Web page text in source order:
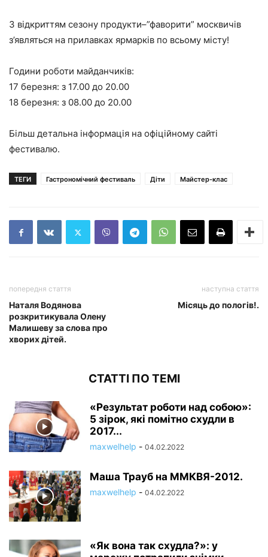
З відкриттям сезону продукти–”фаворити” москвичів
з’являться на прилавках ярмарків по всьому місту!
Години роботи майданчиків:
17 березня: з 17.00 до 20.00
18 березня: з 08.00 до 20.00
Більш детальна інформація на офіційному сайті
фестивалю.
ТЕГИ Гастрономічний фестиваль Діти Майстер-клас
попередня стаття
Наталя Водянова
розкритикувала Олену
Малишеву за слова про
хворих дітей.
наступна стаття
Місяць до пологів!.
СТАТТІ ПО ТЕМІ
«Результат роботи над собою»:
5 зірок, які помітно схудли в
2017...
maxwelhelp - 04.02.2022
Маша Трауб на ММКВЯ-2012.
maxwelhelp - 04.02.2022
«Як вона так схудла?»: у